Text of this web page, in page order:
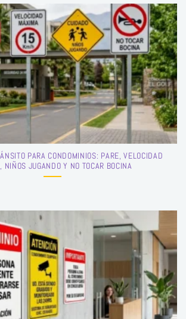
PARA CONDOMINIOS: PARE, VELOCIDAD
NIÑOS JUGANDO Y NO TOCAR BOCINA